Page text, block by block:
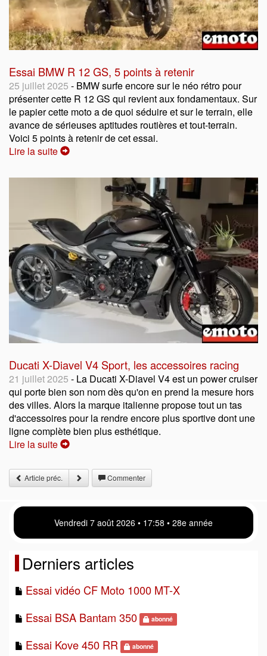
Essai BMW R 12 GS, 5 points à retenir
25 juillet 2025 - BMW surfe encore sur le néo rétro pour
présenter cette R 12 GS qui revient aux fondamentaux. Sur
le papier cette moto a de quoi séduire et sur le terrain, elle
avance de sérieuses aptitudes routières et tout-terrain.
Voici 5 points à retenir de cet essai.
Lire la suite
Ducati X-Diavel V4 Sport, les accessoires racing
21 juillet 2025 - La Ducati X-Diavel V4 est un power cruiser
qui porte bien son nom dès qu'on en prend la mesure hors
des villes. Alors la marque italienne propose tout un tas
d'accessoires pour la rendre encore plus sportive dont une
ligne complète bien plus esthétique.
Lire la suite
Article préc. Commenter
Vendredi 7 août 2026 • 17:58 • 28e année
Derniers articles
Essai vidéo CF Moto 1000 MT-X
Essai BSA Bantam 350
abonné
Essai Kove 450 RR abonné